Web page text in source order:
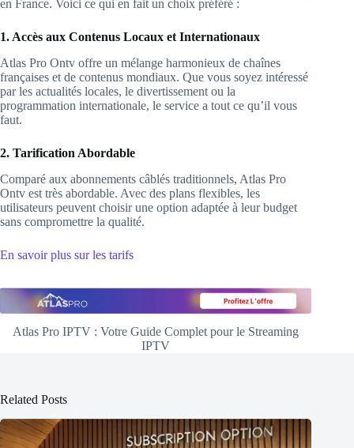
en France. Voici ce qui en fait un choix préféré :
1. Accès aux Contenus Locaux et Internationaux
Atlas Pro Ontv offre un mélange harmonieux de chaînes
françaises et de contenus mondiaux. Que vous soyez intéressé
par les actualités locales, le divertissement ou la
programmation internationale, le service a tout ce qu’il vous
faut.
2. Tarification Abordable
Comparé aux abonnements câblés traditionnels, Atlas Pro
Ontv est très abordable. Avec des plans flexibles, les
utilisateurs peuvent choisir une option adaptée à leur budget
sans compromettre la qualité.
En savoir plus sur les tarifs
Atlas Pro IPTV : Votre Guide Complet pour le Streaming
IPTV
Related Posts